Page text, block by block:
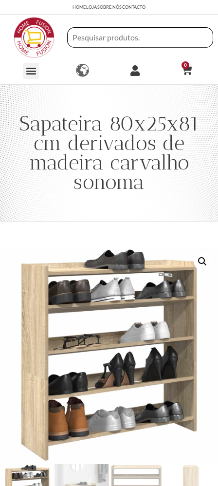
HOMELOJASOBRE NÓSCONTACTO
0
Sapateira 80x25x81
cm derivados de
madeira carvalho
sonoma